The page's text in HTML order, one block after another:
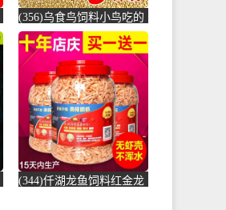
(356)乌食鸟饲料小鸟吃的
食物麻雀鸟食小鹦鹉鸽子
颗粒201-鸽饲料(蕴橙汇家
居专营店仅售19.4元)
(344)仟湖龙鱼饲料红金龙